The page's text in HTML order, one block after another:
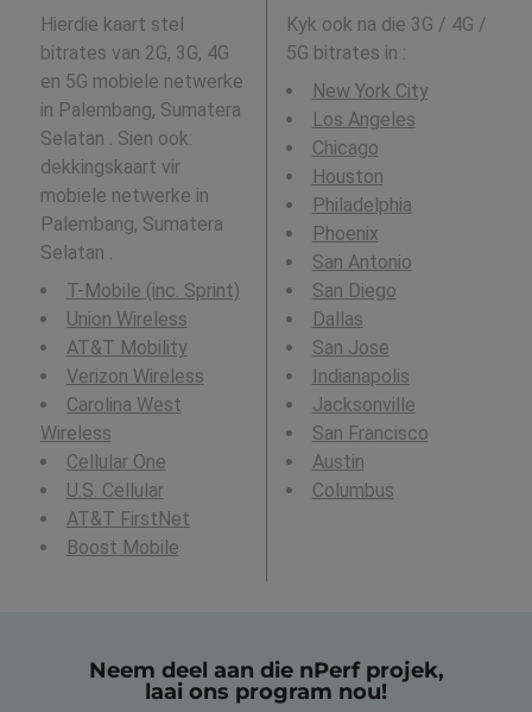
Hierdie kaart stel
bitrates van 2G, 3G, 4G
en 5G mobiele netwerke
in Palembang, Sumatera
Selatan . Sien ook:
dekkingskaart vir
mobiele netwerke in
Palembang, Sumatera
Selatan .
T-Mobile (inc. Sprint)
Union Wireless
AT&T Mobility
Verizon Wireless
Carolina West
Wireless
Cellular One
U.S. Cellular
AT&T FirstNet
Boost Mobile
Kyk ook na die 3G / 4G /
5G bitrates in :
New York City
Los Angeles
Chicago
Houston
Philadelphia
Phoenix
San Antonio
San Diego
Dallas
San Jose
Indianapolis
Jacksonville
San Francisco
Austin
Columbus
Neem deel aan die nPerf projek,
laai ons program nou!